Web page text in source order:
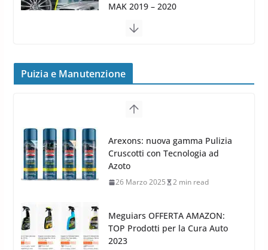
24 Luglio 2019 1 min read
8 Aprile 2026 7 min read
l’acquisizione di Reedijk
3 Dicembre 2024 3 min read
Puizia e Manutenzione
Meguiars OFFERTA AMAZON:
TOP Prodotti per la Cura Auto
2023
28 Marzo 2023 14 min read
Bidone Aspiratutto: i 10 Migliori
Bidoni per la Pulizia Auto
6 Maggio 2022